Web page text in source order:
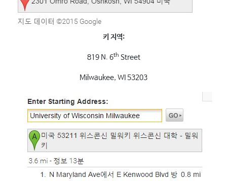
키 지역:
819 N. 6th Street
Milwaukee, WI 53203